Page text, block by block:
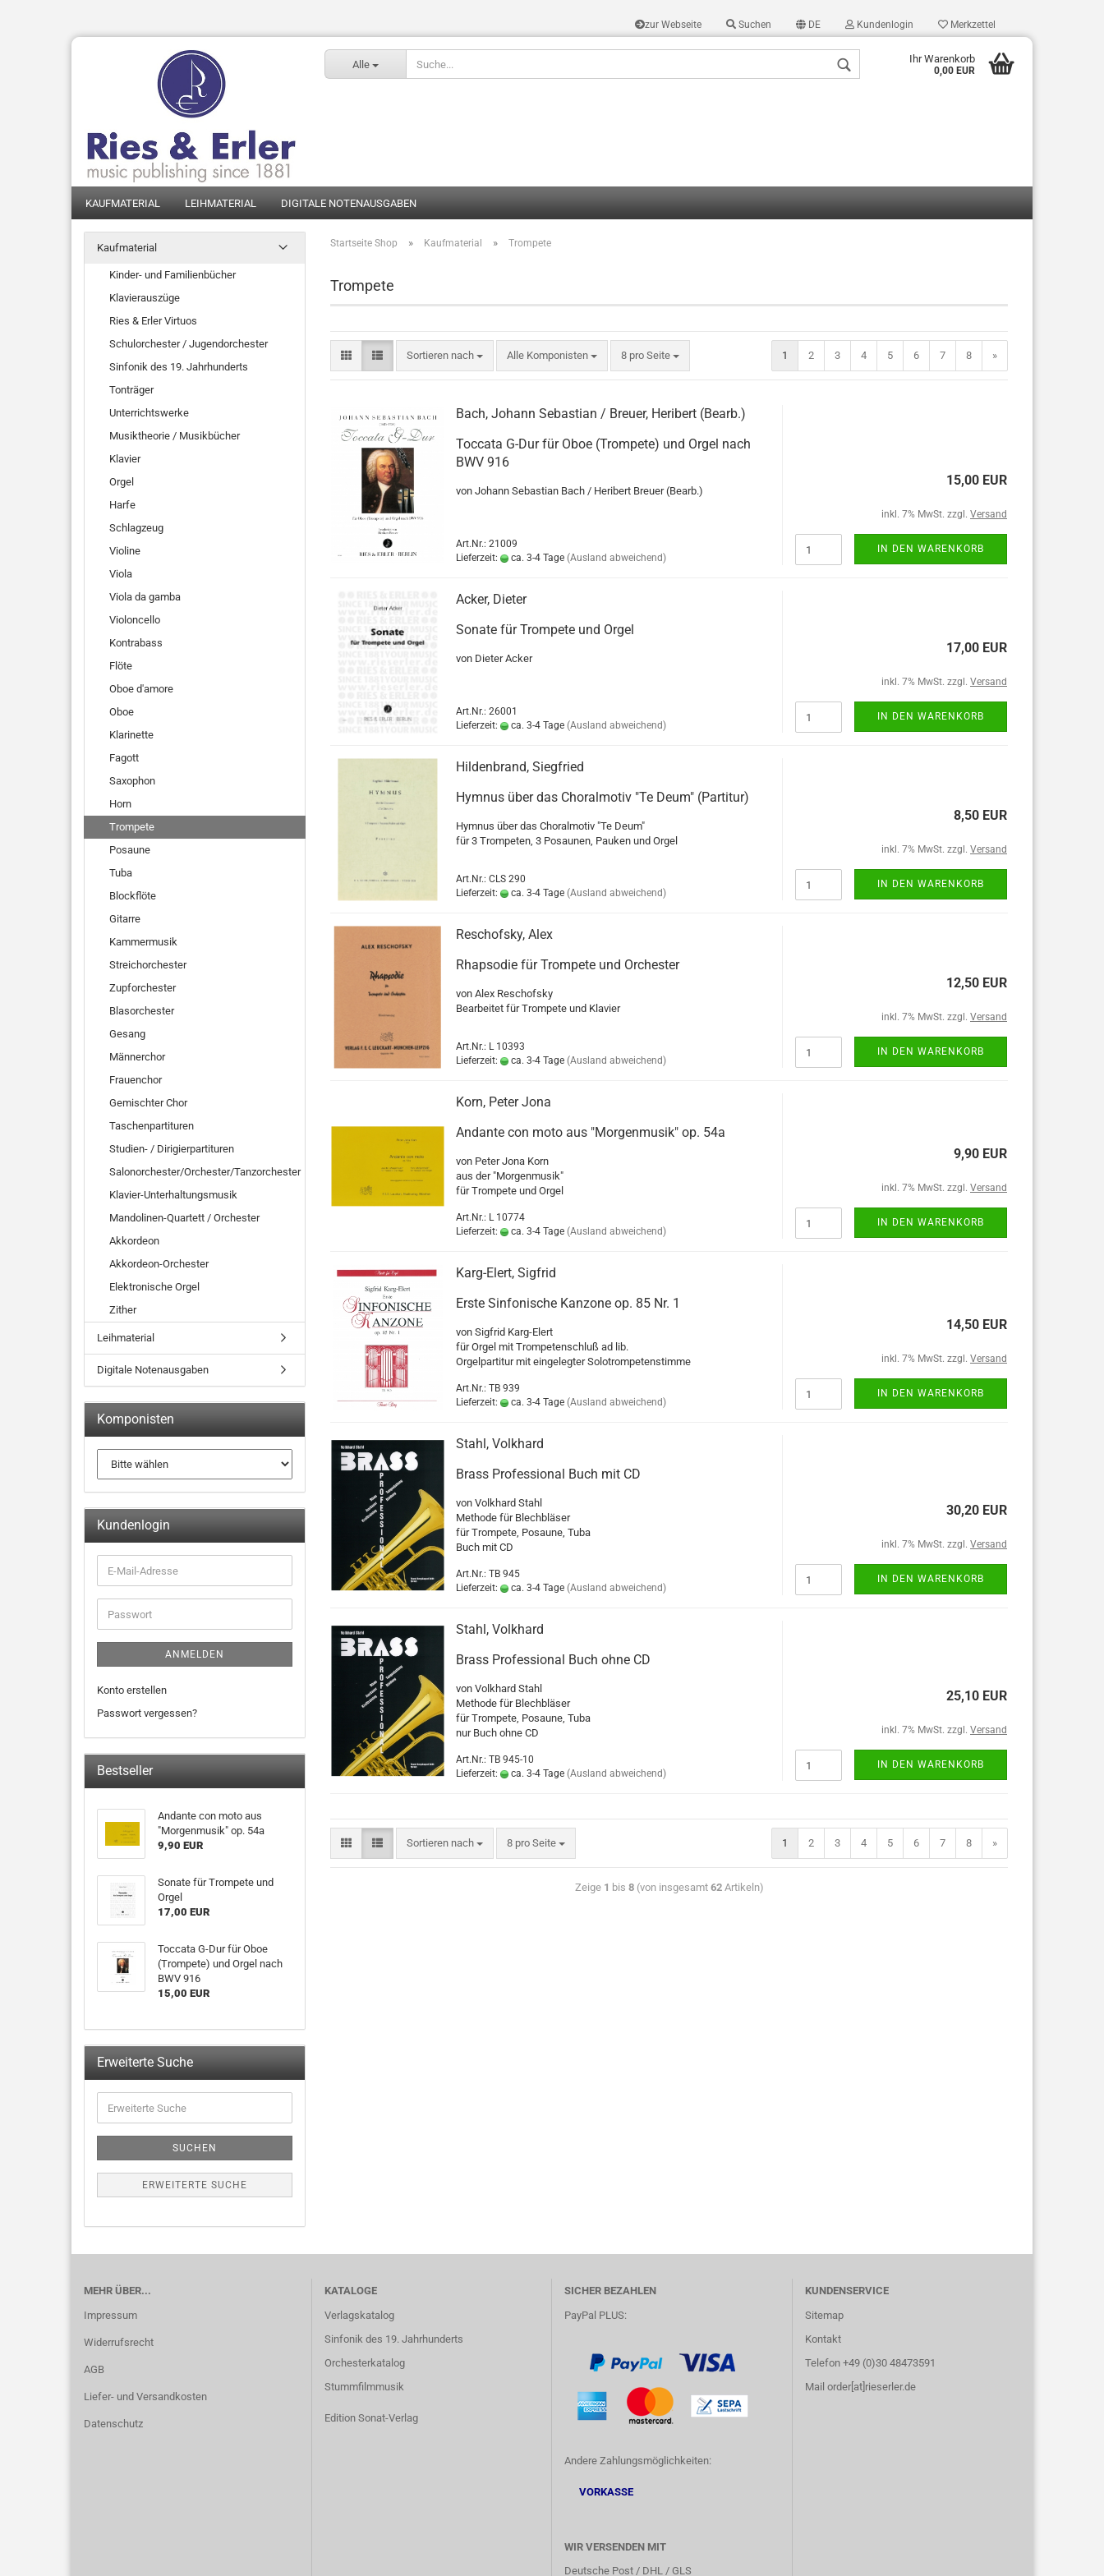
zur Webseite Suchen DE Kundenlogin Merkzettel
Alle Ihr Warenkorb
0,00 EUR
KAUFMATERIAL LEIHMATERIAL DIGITALE NOTENAUSGABEN
Startseite Shop » Kaufmaterial » Trompete
Trompete
Sortieren nach Alle Komponisten 8 pro Seite 1 2 3 4 5 6 7 8 »
Bach, Johann Sebastian / Breuer, Heribert (Bearb.)
Toccata G-Dur für Oboe (Trompete) und Orgel nach
BWV 916
von Johann Sebastian Bach / Heribert Breuer (Bearb.)
Art.Nr.: 21009
Lieferzeit:
ca. 3-4 Tage (Ausland abweichend)
15,00 EUR
inkl. 7% MwSt. zzgl. Versand
IN DEN WARENKORB
Acker, Dieter
Sonate für Trompete und Orgel
von Dieter Acker
Art.Nr.: 26001
Lieferzeit:
ca. 3-4 Tage (Ausland abweichend)
17,00 EUR
inkl. 7% MwSt. zzgl. Versand
IN DEN WARENKORB
Hildenbrand, Siegfried
Hymnus über das Choralmotiv "Te Deum" (Partitur)
Hymnus über das Choralmotiv "Te Deum"
für 3 Trompeten, 3 Posaunen, Pauken und Orgel
Art.Nr.: CLS 290
Lieferzeit:
ca. 3-4 Tage (Ausland abweichend)
8,50 EUR
inkl. 7% MwSt. zzgl. Versand
IN DEN WARENKORB
Reschofsky, Alex
Rhapsodie für Trompete und Orchester
von Alex Reschofsky
Bearbeitet für Trompete und Klavier
Art.Nr.: L 10393
Lieferzeit:
ca. 3-4 Tage (Ausland abweichend)
12,50 EUR
inkl. 7% MwSt. zzgl. Versand
IN DEN WARENKORB
Korn, Peter Jona
Andante con moto aus "Morgenmusik" op. 54a
von Peter Jona Korn
aus der "Morgenmusik"
für Trompete und Orgel
Art.Nr.: L 10774
Lieferzeit:
ca. 3-4 Tage (Ausland abweichend)
9,90 EUR
inkl. 7% MwSt. zzgl. Versand
IN DEN WARENKORB
Karg-Elert, Sigfrid
Erste Sinfonische Kanzone op. 85 Nr. 1
von Sigfrid Karg-Elert
für Orgel mit Trompetenschluß ad lib.
Orgelpartitur mit eingelegter Solotrompetenstimme
Art.Nr.: TB 939
Lieferzeit:
ca. 3-4 Tage (Ausland abweichend)
14,50 EUR
inkl. 7% MwSt. zzgl. Versand
IN DEN WARENKORB
Stahl, Volkhard
Brass Professional Buch mit CD
von Volkhard Stahl
Methode für Blechbläser
für Trompete, Posaune, Tuba
Buch mit CD
Art.Nr.: TB 945
Lieferzeit:
ca. 3-4 Tage (Ausland abweichend)
30,20 EUR
inkl. 7% MwSt. zzgl. Versand
IN DEN WARENKORB
Stahl, Volkhard
Brass Professional Buch ohne CD
von Volkhard Stahl
Methode für Blechbläser
für Trompete, Posaune, Tuba
nur Buch ohne CD
Art.Nr.: TB 945-10
Lieferzeit:
ca. 3-4 Tage (Ausland abweichend)
25,10 EUR
inkl. 7% MwSt. zzgl. Versand
IN DEN WARENKORB
Sortieren nach 8 pro Seite 1 2 3 4 5 6 7 8 »
Zeige 1 bis 8(von insgesamt 62Artikeln)
Kaufmaterial
Kinder- und Familienbücher
Klavierauszüge
Ries & Erler Virtuos
Schulorchester / Jugendorchester
Sinfonik des 19. Jahrhunderts
Tonträger
Unterrichtswerke
Musiktheorie / Musikbücher
Klavier
Orgel
Harfe
Schlagzeug
Violine
Viola
Viola da gamba
Violoncello
Kontrabass
Flöte
Oboe d'amore
Oboe
Klarinette
Fagott
Saxophon
Horn
Trompete
Posaune
Tuba
Blockflöte
Gitarre
Kammermusik
Streichorchester
Zupforchester
Blasorchester
Gesang
Männerchor
Frauenchor
Gemischter Chor
Taschenpartituren
Studien- / Dirigierpartituren
Salonorchester/Orchester/Tanzorchester
Klavier-Unterhaltungsmusik
Mandolinen-Quartett / Orchester
Akkordeon
Akkordeon-Orchester
Elektronische Orgel
Zither
Leihmaterial
Digitale Notenausgaben
Komponisten
Kundenlogin
ANMELDEN
Konto erstellen
Passwort vergessen?
Bestseller
Andante con moto aus
"Morgenmusik" op. 54a
9,90 EUR
Sonate für Trompete und
Orgel
17,00 EUR
Toccata G-Dur für Oboe
(Trompete) und Orgel nach
BWV 916
15,00 EUR
Erweiterte Suche
SUCHEN
ERWEITERTE SUCHE
MEHR ÜBER...
Impressum
Widerrufsrecht
AGB
Liefer- und Versandkosten
Datenschutz
KATALOGE
Verlagskatalog
Sinfonik des 19. Jahrhunderts
Orchesterkatalog
Stummfilmmusik
Edition Sonat-Verlag
SICHER BEZAHLEN
PayPal PLUS:
Andere Zahlungsmöglichkeiten:
VORKASSE
WIR VERSENDEN MIT
Deutsche Post / DHL / GLS
KUNDENSERVICE
Sitemap
Kontakt
Telefon +49 (0)30 48473591
Mail order[at]rieserler.de